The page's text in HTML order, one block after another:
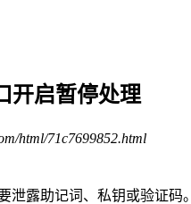
开启暂停处理
html/71c7699852.html
露助记词、私钥或验证码。